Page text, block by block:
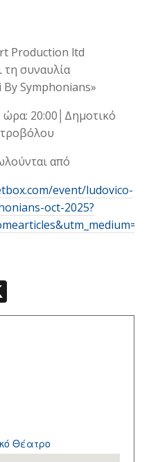
Production ltd
τη συναυλία
Symphonians»
20:00│Δημοτικό
από
event/ludovico-
oct-2025?
X
Θέατρο